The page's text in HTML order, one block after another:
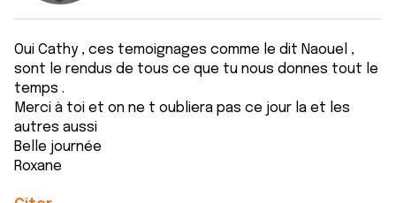
Oui Cathy , ces temoignages comme le dit Naouel ,
sont le rendus de tous ce que tu nous donnes tout le
temps .
Merci à toi et on ne t oubliera pas ce jour la et les
autres aussi
Belle journée
Roxane